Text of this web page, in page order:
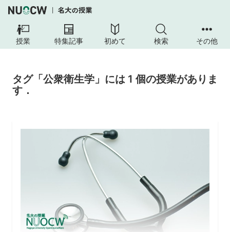
授業 特集記事 初めて 検索 その他
タグ「公衆衛生学」には 1 個の授業がありま
す．